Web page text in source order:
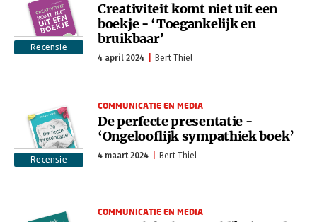
Recensie
Creativiteit komt niet uit een
boekje - ‘Toegankelijk en
bruikbaar’
4 april 2024 Bert Thiel
Recensie
COMMUNICATIE EN MEDIA
De perfecte presentatie -
‘Ongelooflijk sympathiek boek’
4 maart 2024 Bert Thiel
COMMUNICATIE EN MEDIA